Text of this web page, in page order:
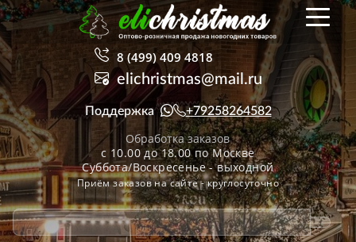
8 (499) 409 4818
elichristmas@mail.ru
Поддержка +79258264582
Обработка заказов
с 10.00 до 18.00 по Москве
Суббота/Воскресенье - выходной
Приём заказов на сайте - круглосуточно